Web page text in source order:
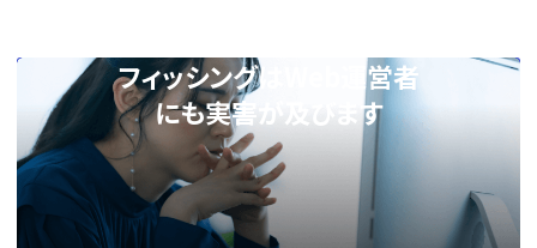
フィッシングはWeb運営者
にも実害が及びます